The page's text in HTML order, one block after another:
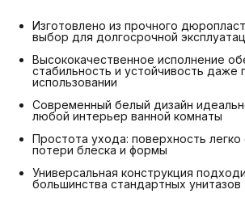
Изготовлено из прочного
выбор для долгосрочной
Высококачественное исполнение
стабильность и устойчивость даже
использовании
Современный белый дизайн
любой интерьер ванной комнаты
Простота ухода: поверхность
потери блеска и формы
Универсальная конструкция
большинства стандартных унитазов